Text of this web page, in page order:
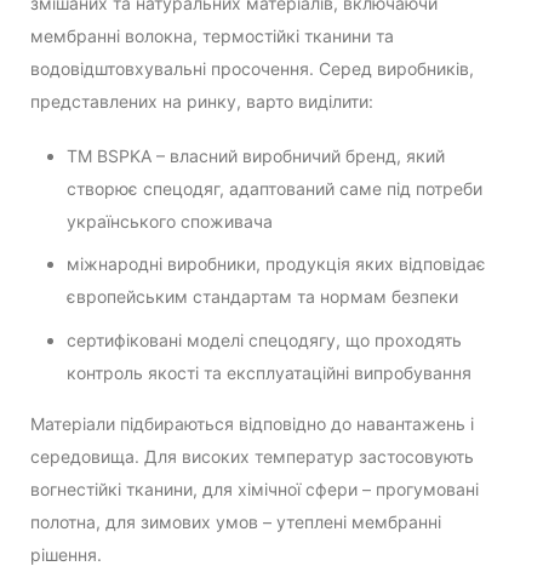
мембранні волокна, термостійкі тканини та
водовідштовхувальні просочення. Серед виробників,
представлених на ринку, варто виділити:
ТМ BSPKA – власний виробничий бренд, який
створює спецодяг, адаптований саме під потреби
українського споживача
міжнародні виробники, продукція яких відповідає
європейським стандартам та нормам безпеки
сертифіковані моделі спецодягу, що проходять
контроль якості та експлуатаційні випробування
Матеріали підбираються відповідно до навантажень і
середовища. Для високих температур застосовують
вогнестійкі тканини, для хімічної сфери – прогумовані
полотна, для зимових умов – утеплені мембранні
рішення.